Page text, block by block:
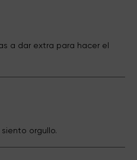
a dar extra para hacer el
orgullo.